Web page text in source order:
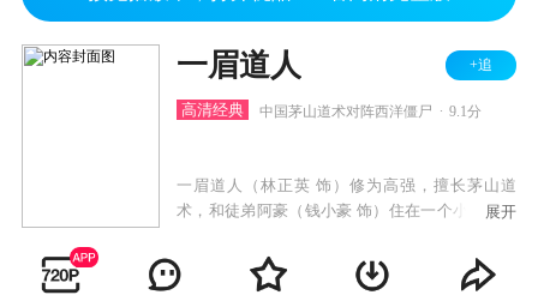
一眉道人 +追
高清经典 中国茅山道术对阵西洋僵尸 9.1分
一眉道人（林正英 饰）修为高强，擅长茅山道
术，和徒弟阿豪（钱小豪 饰）住在一个小镇上。
豪办事。一天，一眉道人被邻镇的人邀请去捉
鬼，因为邻镇瘟疫蔓延，不时有僵尸出没。一眉
展开